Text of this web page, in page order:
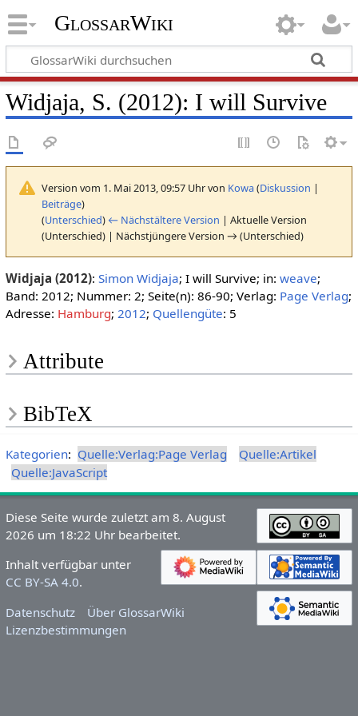
GlossarWiki
Widjaja, S. (2012): I will Survive
Version vom 1. Mai 2013, 09:57 Uhr von Kowa(Diskussion |
Beiträge)
(Unterschied) ← Nächstältere Version | Aktuelle Version
(Unterschied) | Nächstjüngere Version → (Unterschied)
Widjaja (2012): Simon Widjaja; I will Survive; in: weave;
Band: 2012; Nummer: 2; Seite(n): 86-90; Verlag: Page Verlag;
Adresse: Hamburg; 2012; Quellengüte: 5
Attribute
BibTeX
Kategorien: Quelle:Verlag:Page Verlag
Quelle:Artikel
Quelle:JavaScript
Diese Seite wurde zuletzt am 8. August
2026 um 18:22 Uhr bearbeitet.
Inhalt verfügbar unter
CC BY-SA 4.0.
Datenschutz
Über GlossarWiki
Lizenzbestimmungen